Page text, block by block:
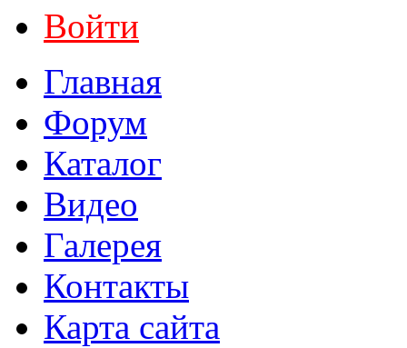
Войти
Главная
Форум
Каталог
Видео
Галерея
Контакты
Карта сайта